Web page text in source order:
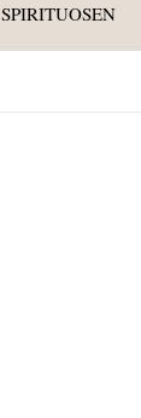
SPIRITUOSEN